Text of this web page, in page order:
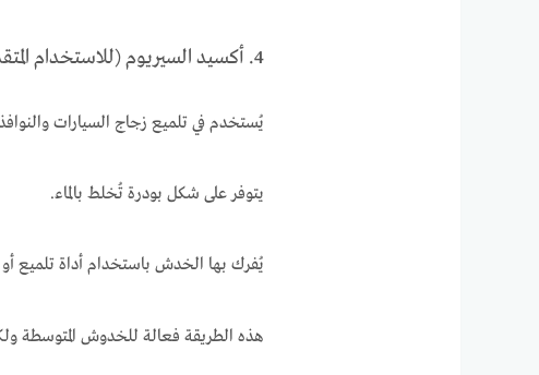
4. أكسيد السيريوم (للاستخدام المتقدم)
يُستخدم في تلميع زجاج السيارات
يتوفر على شكل بودرة تُخلط بالماء.
يُفرك بها الخدش باستخدام أداة
هذه الطريقة فعالة للخدوش المتوسطة